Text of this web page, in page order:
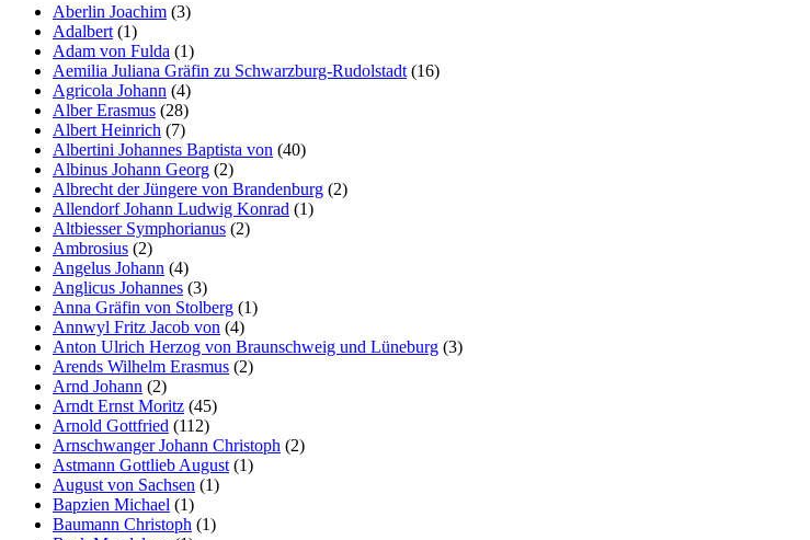
Aberlin Joachim (3)
Adalbert (1)
Adam von Fulda (1)
Aemilia Juliana Gräfin zu Schwarzburg-Rudolstadt (16)
Agricola Johann (4)
Alber Erasmus (28)
Albert Heinrich (7)
Albertini Johannes Baptista von (40)
Albinus Johann Georg (2)
Albrecht der Jüngere von Brandenburg (2)
Allendorf Johann Ludwig Konrad (1)
Altbiesser Symphorianus (2)
Ambrosius (2)
Angelus Johann (4)
Anglicus Johannes (3)
Anna Gräfin von Stolberg (1)
Annwyl Fritz Jacob von (4)
Anton Ulrich Herzog von Braunschweig und Lüneburg (3)
Arends Wilhelm Erasmus (2)
Arnd Johann (2)
Arndt Ernst Moritz (45)
Arnold Gottfried (112)
Arnschwanger Johann Christoph (2)
Astmann Gottlieb August (1)
August von Sachsen (1)
Bapzien Michael (1)
Baumann Christoph (1)